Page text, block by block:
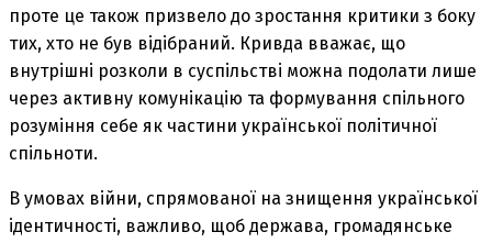
проте це також призвело до зростання критики з боку
тих, хто не був відібраний. Кривда вважає, що
внутрішні розколи в суспільстві можна подолати лише
через активну комунікацію та формування спільного
розуміння себе як частини української політичної
спільноти.
В умовах війни, спрямованої на знищення української
ідентичності, важливо, щоб держава, громадянське